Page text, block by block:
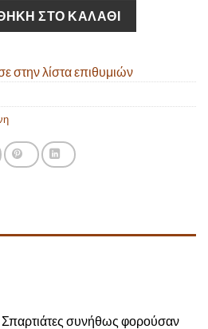
Μπρούτζινο Κράνος Σπαρτιατικού
ΣΤΟ ΚΑΛΆΘΙ
στην λίστα επιθυμιών
Σπαρτιάτες συνήθως φορούσαν